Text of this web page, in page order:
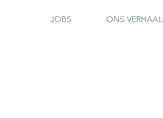
JOBS ONS VERHAAL